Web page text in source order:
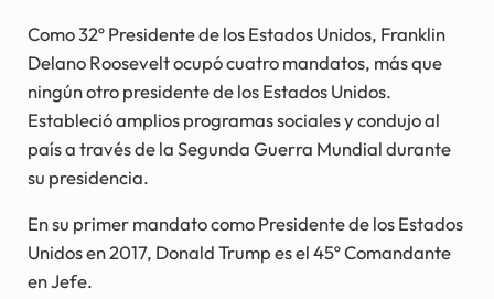
Como 32º Presidente de los Estados Unidos, Franklin
Delano Roosevelt ocupó cuatro mandatos, más que
ningún otro presidente de los Estados Unidos.
Estableció amplios programas sociales y condujo al
país a través de la Segunda Guerra Mundial durante
su presidencia.
En su primer mandato como Presidente de los Estados
Unidos en 2017, Donald Trump es el 45º Comandante
en Jefe.